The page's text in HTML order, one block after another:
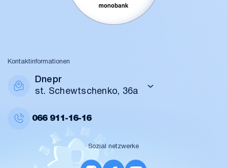
Kontaktinformationen
Dnepr
st. Schewtschenko, 36a
066911-16-16
Sozial netzwerke